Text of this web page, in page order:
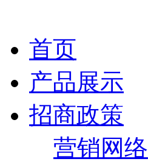
首页
产品展示
招商政策
营销网络